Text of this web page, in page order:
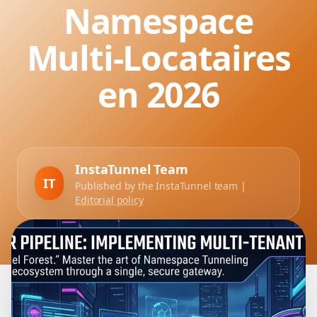
Namespace
Multi-Locataires
en 2026
IT
InstaTunnel Team
Published by the InstaTunnel team |
Editorial policy